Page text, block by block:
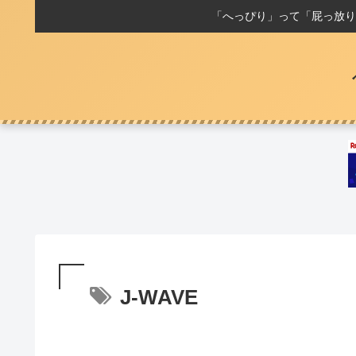
「へっぴり」って「屁っ放
J-WAVE